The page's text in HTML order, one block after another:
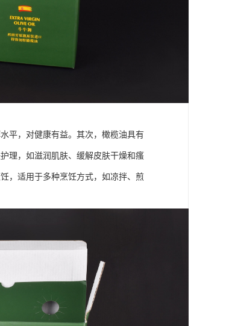
平，对健康有益。其次，橄榄油具有
理，如滋润肌肤、缓解皮肤干燥和瘙
，适用于多种烹饪方式，如凉拌、煎